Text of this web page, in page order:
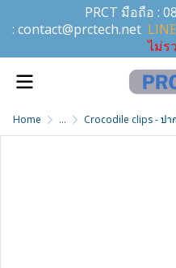
PRCT มือถือ :
: contact@prctech.net
ไม่ร
Home ... Crocodile clips - ปากคีบจร